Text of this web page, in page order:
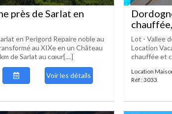
près de Sarlat en
en Perigord Repaire noble au
au XIXe en un Château
de Sarlat au cœur[....]
Voir les détails
Lot - Vallee
Location
chauffée et
Location
Réf : 3033